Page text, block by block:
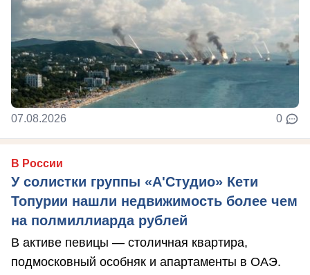
07.08.2026 0
В России
У солистки группы «А'Студио» Кети
Топурии нашли недвижимость более чем
на полмиллиарда рублей
В активе певицы — столичная квартира,
подмосковный особняк и апартаменты в ОАЭ.